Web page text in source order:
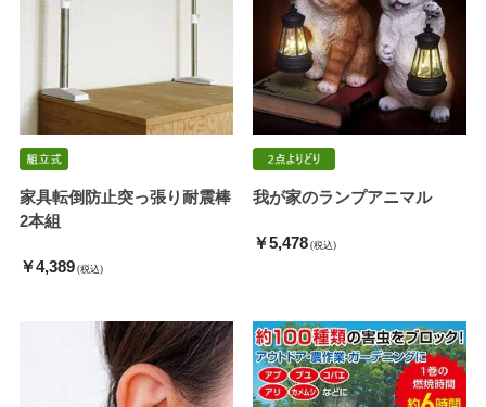
家具転倒防止突っ張り耐震棒
2本組
￥4,389 (税込)
我が家のランプアニマル
￥5,478 (税込)